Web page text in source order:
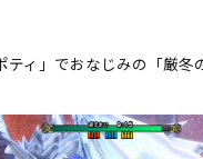
ティ」でおなじみの「厳冬